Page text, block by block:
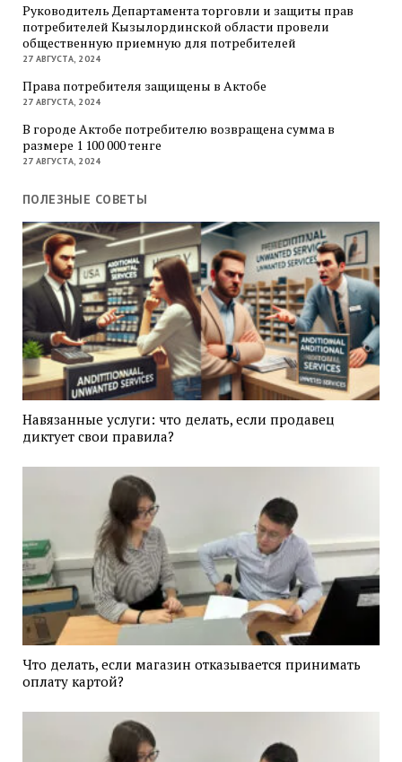
Руководитель Департамента торговли и защиты прав
потребителей Кызылординской области провели
общественную приемную для потребителей
27 АВГУСТА, 2024
Права потребителя защищены в Актобе
27 АВГУСТА, 2024
В городе Актобе потребителю возвращена сумма в
размере 1 100 000 тенге
27 АВГУСТА, 2024
ПОЛЕЗНЫЕ СОВЕТЫ
Навязанные услуги: что делать, если продавец
диктует свои правила?
Что делать, если магазин отказывается принимать
оплату картой?